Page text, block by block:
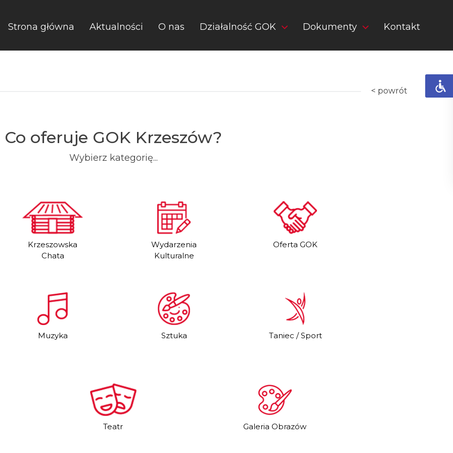
Strona główna Aktualności O nas Działalność GOK Dokumenty Kontakt
< powrót
Co oferuje GOK Krzeszów?
Wybierz kategorię...
Krzeszowska
Chata
Wydarzenia
Kulturalne
Oferta GOK
Muzyka Sztuka Taniec / Sport
Teatr Galeria Obrazów